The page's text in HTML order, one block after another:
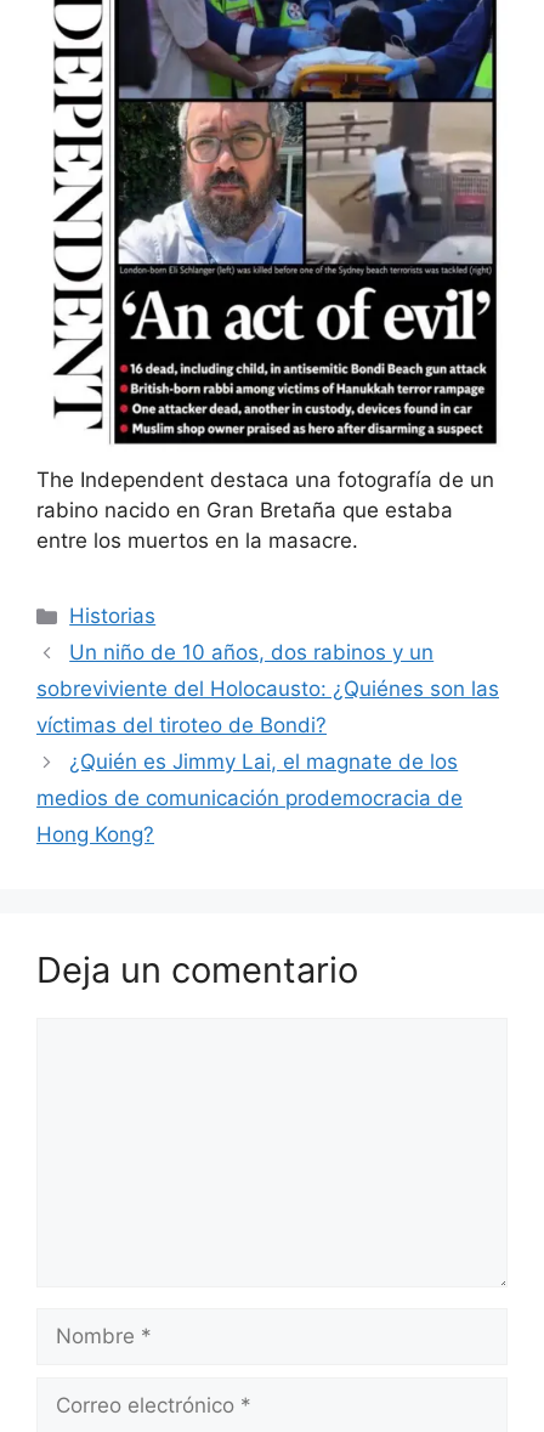
The Independent destaca una fotografía de un
rabino nacido en Gran Bretaña que estaba
entre los muertos en la masacre.
Categorías
Historias
Un niño de 10 años, dos rabinos y un
sobreviviente del Holocausto: ¿Quiénes son las
víctimas del tiroteo de Bondi?
¿Quién es Jimmy Lai, el magnate de los
medios de comunicación prodemocracia de
Hong Kong?
Deja un comentario
Nombre
Correo